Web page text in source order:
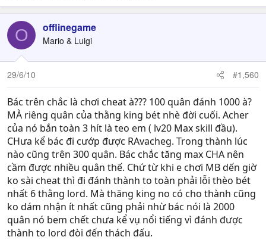
O offlinegame
Mario & Luigi
29/6/10 #1,560
Bác trên chắc là chơi cheat à??? 100 quân đánh 1000 à?
MÀ riêng quân của thằng king bét nhè đời cuối. Acher
của nó bắn toàn 3 hít là teo em ( lv20 Max skill đầu).
CHưa kể bác đi cướp được RAvacheg. Trong thành lúc
nào cũng trên 300 quân. Bác chắc tăng max CHA nên
cầm được nhiều quân thế. Chứ từ khi e chơi MB dến giờ
ko sài cheat thì đi đánh thành to toàn phải lỗi thèo bét
nhất 6 thằng lord. Mà thăng king no có cho thành cũng
ko dám nhận ít nhất cũng phải nhừ bác nói là 2000
quân nó bem chết chưa kể vụ nổi tiếng vì đánh được
thành to lord đòi đến thách đấu.